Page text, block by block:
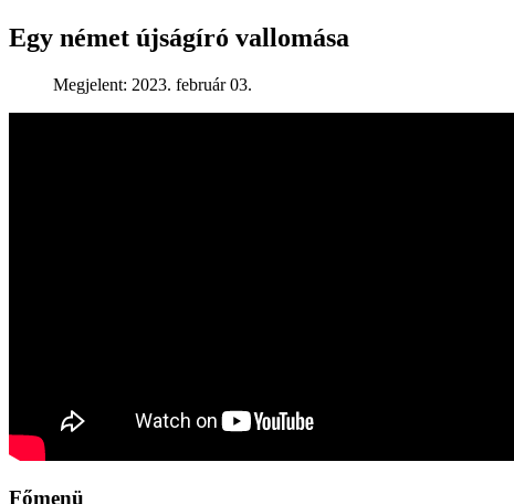
Egy német újságíró vallomása
Megjelent: 2023. február 03.
Főmenü